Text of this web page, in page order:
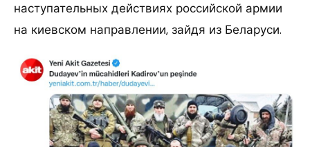
наступательных действиях российской армии
на киевском направлении, зайдя из Беларуси.